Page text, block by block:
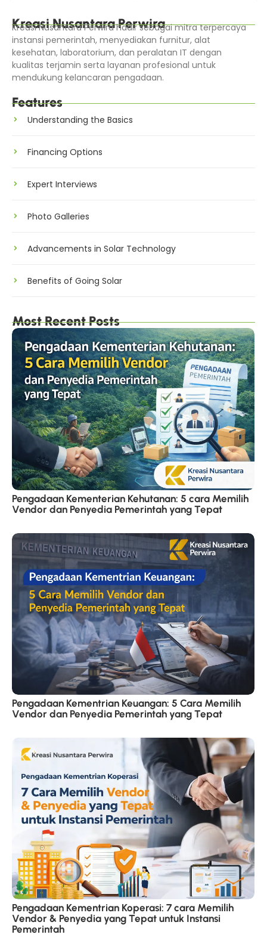
Kreasi Nusantara Perwira
Kreasi Nusantara Perwira hadir sebagai mitra terpercaya
instansi pemerintah, menyediakan furnitur, alat
kesehatan, laboratorium, dan peralatan IT dengan
kualitas terjamin serta layanan profesional untuk
mendukung kelancaran pengadaan.
Features
Understanding the Basics
Financing Options
Expert Interviews
Photo Galleries
Advancements in Solar Technology
Benefits of Going Solar
Most Recent Posts
Pengadaan Kementerian Kehutanan: 5 cara Memilih
Vendor dan Penyedia Pemerintah yang Tepat
Pengadaan Kementrian Keuangan: 5 Cara Memilih
Vendor dan Penyedia Pemerintah yang Tepat
Pengadaan Kementrian Koperasi: 7 cara Memilih
Vendor & Penyedia yang Tepat untuk Instansi
Pemerintah